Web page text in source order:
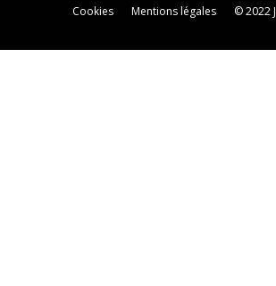
Cookies Mentions légales © 2022